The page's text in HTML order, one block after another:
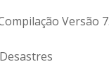
Versão